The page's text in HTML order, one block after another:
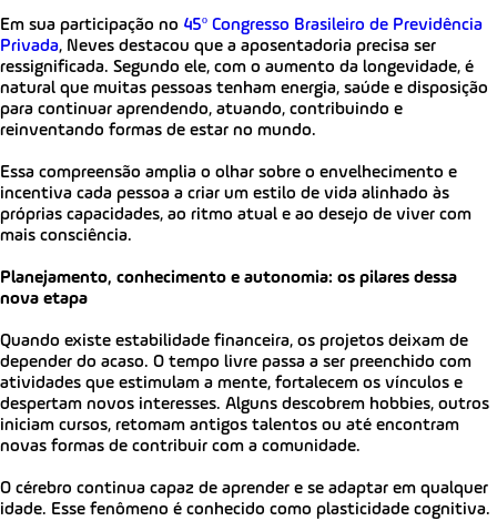
Em sua participação no 45º Congresso Brasileiro de Previdência
Privada, Neves destacou que a aposentadoria precisa ser
ressignificada. Segundo ele, com o aumento da longevidade, é
natural que muitas pessoas tenham energia, saúde e disposição
para continuar aprendendo, atuando, contribuindo e
reinventando formas de estar no mundo.
Essa compreensão amplia o olhar sobre o envelhecimento e
incentiva cada pessoa a criar um estilo de vida alinhado às
próprias capacidades, ao ritmo atual e ao desejo de viver com
mais consciência.
Planejamento, conhecimento e autonomia: os pilares dessa
nova etapa
Quando existe estabilidade financeira, os projetos deixam de
depender do acaso. O tempo livre passa a ser preenchido com
atividades que estimulam a mente, fortalecem os vínculos e
despertam novos interesses. Alguns descobrem hobbies, outros
iniciam cursos, retomam antigos talentos ou até encontram
novas formas de contribuir com a comunidade.
O cérebro continua capaz de aprender e se adaptar em qualquer
idade. Esse fenômeno é conhecido como plasticidade cognitiva.